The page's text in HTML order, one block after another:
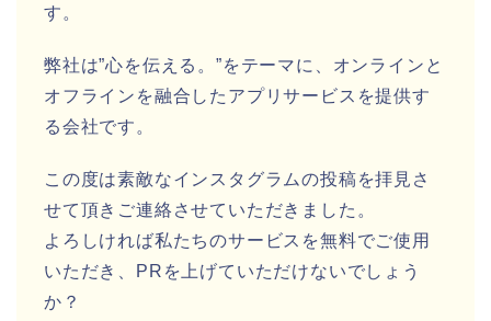
す。
弊社は”心を伝える。”をテーマに、オンラインと
オフラインを融合したアプリサービスを提供す
る会社です。
この度は素敵なインスタグラムの投稿を拝見さ
せて頂きご連絡させていただきました。
よろしければ私たちのサービスを無料でご使用
いただき、PRを上げていただけないでしょう
か？